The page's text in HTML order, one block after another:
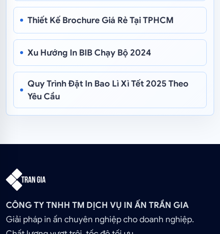
Thiết Kế Brochure Giá Rẻ Tại TPHCM
Xu Hướng In BIB Chạy Bộ 2024
Quy Trình Đặt In Bao Lì Xì Tết 2025 Theo
Yêu Cầu
CÔNG TY TNHH TM DỊCH VỤ IN ẤN TRẦN GIA
Giải pháp in ấn chuyên nghiệp cho doanh nghiệp.